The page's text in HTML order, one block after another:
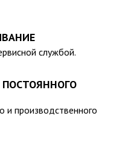
службой.
и производственного